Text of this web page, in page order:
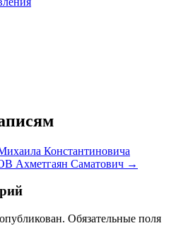
Константиновича
Ахметгаян Саматович →
Обязательные поля